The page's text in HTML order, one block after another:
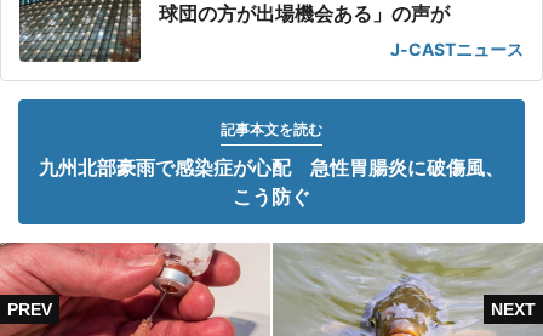
球団の方が出場機会ある」の声が
J-CASTニュース
記事本文を読む
九州北部豪雨で感染症が心配 急性胃腸炎に破傷風、
こう防ぐ